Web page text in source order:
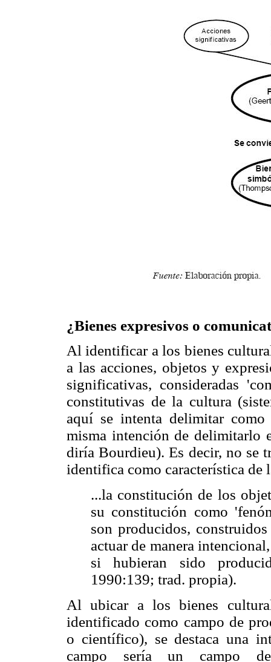
¿Bienes expresivos o
Al identificar a los bienes
a las acciones, objetos y
significativas, consideradas
constitutivas de la cultura
aquí se intenta delimitar
misma intención de delimitarlo
diría Bourdieu). Es decir, no se
identifica como característica de
...la constitución de los
su constitución como
son producidos,
actuar de manera
si hubieran sido
1990:139; trad. propia).
Al ubicar a los bienes
identificado como campo de
o científico), se destaca una
campo sería un campo